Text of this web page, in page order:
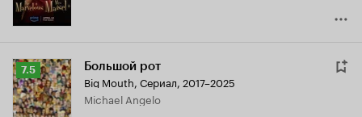
Рейтинг
Кинопоиска
7.5
7.5 Большой рот
Big Mouth, Сериал, 2017–2025
Michael Angelo